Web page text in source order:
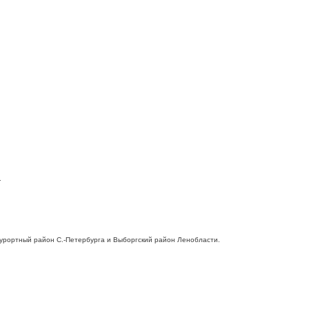
район С.-Петербурга и Выборгский район Ленобласти.